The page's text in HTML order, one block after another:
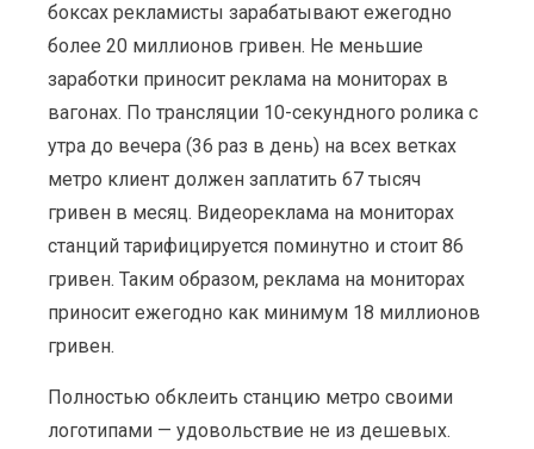
боксах рекламисты зарабатывают ежегодно
более 20 миллионов гривен. Не меньшие
заработки приносит реклама на мониторах в
вагонах. По трансляции 10-секундного ролика с
утра до вечера (36 раз в день) на всех ветках
метро клиент должен заплатить 67 тысяч
гривен в месяц. Видеореклама на мониторах
станций тарифицируется поминутно и стоит 86
гривен. Таким образом, реклама на мониторах
приносит ежегодно как минимум 18 миллионов
гривен.
Полностью обклеить станцию метро своими
логотипами — удовольствие не из дешевых.